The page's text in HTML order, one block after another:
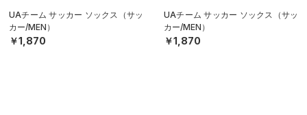
UAチーム サッカー ソックス（サッ
カー/MEN）
￥1,870
UAチーム サッカー ソックス（サッ
カー/MEN）
￥1,870